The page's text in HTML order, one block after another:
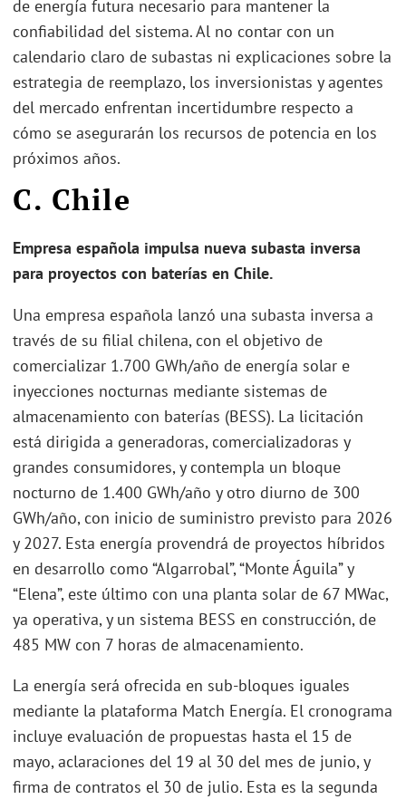
de energía futura necesario para mantener la
confiabilidad del sistema. Al no contar con un
calendario claro de subastas ni explicaciones sobre la
estrategia de reemplazo, los inversionistas y agentes
del mercado enfrentan incertidumbre respecto a
cómo se asegurarán los recursos de potencia en los
próximos años.
C. Chile
Empresa española impulsa nueva subasta inversa
para proyectos con baterías en Chile.
Una empresa española lanzó una subasta inversa a
través de su filial chilena, con el objetivo de
comercializar 1.700 GWh/año de energía solar e
inyecciones nocturnas mediante sistemas de
almacenamiento con baterías (BESS). La licitación
está dirigida a generadoras, comercializadoras y
grandes consumidores, y contempla un bloque
nocturno de 1.400 GWh/año y otro diurno de 300
GWh/año, con inicio de suministro previsto para 2026
y 2027. Esta energía provendrá de proyectos híbridos
en desarrollo como “Algarrobal”, “Monte Águila” y
“Elena”, este último con una planta solar de 67 MWac,
ya operativa, y un sistema BESS en construcción, de
485 MW con 7 horas de almacenamiento.
La energía será ofrecida en sub-bloques iguales
mediante la plataforma Match Energía. El cronograma
incluye evaluación de propuestas hasta el 15 de
mayo, aclaraciones del 19 al 30 del mes de junio, y
firma de contratos el 30 de julio. Esta es la segunda